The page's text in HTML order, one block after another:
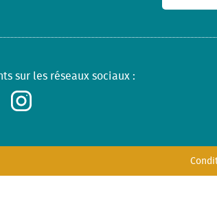
sur les réseaux sociaux :